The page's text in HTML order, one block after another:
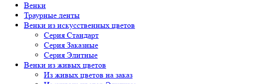
Венки
Траурные ленты
Венки из искусственных цветов
Серия Стандарт
Серия Заказные
Серия Элитные
Венки из живых цветов
Из живых цветов на заказ